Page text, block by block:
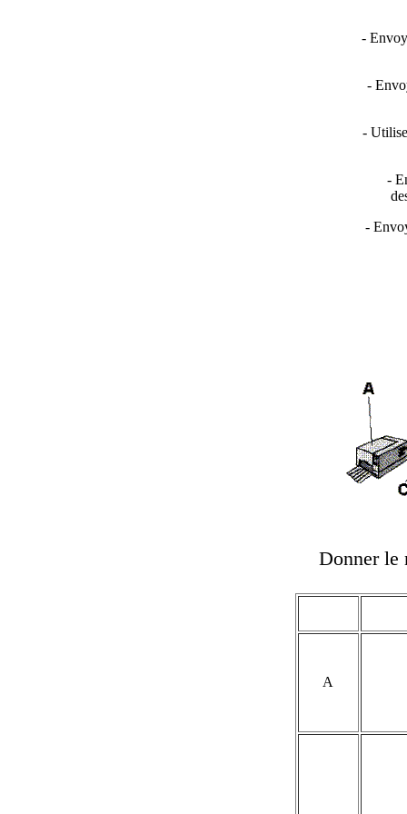
-
-
-
-
-
Donner le
A